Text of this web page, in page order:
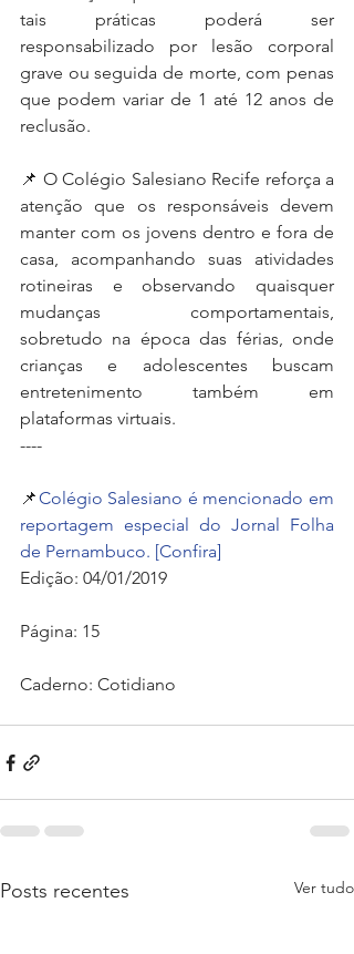
tais práticas poderá ser
responsabilizado por lesão corporal
grave ou seguida de morte, com penas
que podem variar de 1 até 12 anos de
reclusão.
📌 O Colégio Salesiano Recife reforça a
atenção que os responsáveis devem
manter com os jovens dentro e fora de
casa, acompanhando suas atividades
rotineiras e observando quaisquer
mudanças comportamentais,
sobretudo na época das férias, onde
crianças e adolescentes buscam
entretenimento também em
plataformas virtuais.
----
📌Colégio Salesiano é mencionado em
reportagem especial do Jornal Folha
de Pernambuco. [Confira]
Edição: 04/01/2019
Página: 15
Caderno: Cotidiano
Posts recentes Ver tudo